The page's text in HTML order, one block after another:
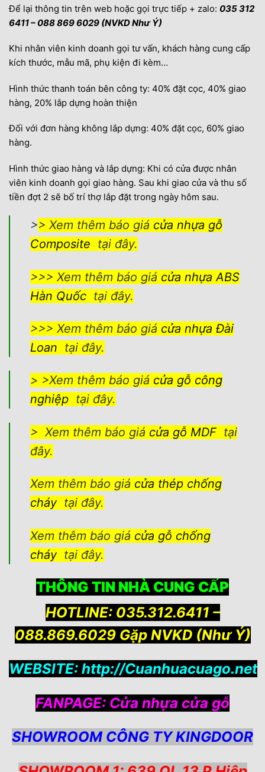
Để lại thông tin trên web hoặc gọi trực tiếp + zalo: 035 312
6411 – 088 869 6029 (NVKD Như Ý)
Khi nhân viên kinh doanh gọi tư vấn, khách hàng cung cấp
kích thước, mẫu mã, phụ kiện đi kèm…
Hình thức thanh toán bên công ty: 40% đặt cọc, 40% giao
hàng, 20% lắp dựng hoàn thiện
Đối với đơn hàng không lắp dựng: 40% đặt cọc, 60% giao
hàng.
Hình thức giao hàng và lắp dựng: Khi có cửa được nhân
viên kinh doanh gọi giao hàng. Sau khi giao cửa và thu số
tiền đợt 2 sẽ bố trí thợ lắp đặt trong ngày hôm sau.
>> Xem thêm báo giá cửa nhựa gỗ
Composite tại đây.
>>> Xem thêm báo giá cửa nhựa ABS
Hàn Quốc tại đây.
>>> Xem thêm báo giá cửa nhựa Đài
Loan tại đây.
> >Xem thêm báo giá cửa gỗ công
nghiệptại đây.
> Xem thêm báo giá cửa gỗ MDFtại
đây.
Xem thêm báo giá cửa thép chống
cháytại đây.
Xem thêm báo giá cửa gỗ chống
cháytại đây.
THÔNG TIN NHÀ CUNG CẤP
HOTLINE: 035.312.6411 –
088.869.6029 Gặp NVKD (Như Ý)
WEBSITE: http://Cuanhuacuago.net
FANPAGE: Cửa nhựa cửa gỗ
SHOWROOM CÔNG TY KINGDOOR